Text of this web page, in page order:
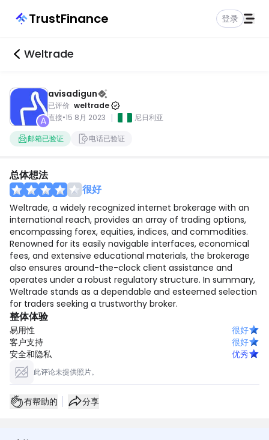
TrustFinance 登录
Weltrade
A
avisadigun
已评价 weltrade
直接•15 8月 2023 | 尼日利亚
邮箱已验证 电话已验证
总体想法
很好
Weltrade, a widely recognized internet brokerage with an
international reach, provides an array of trading options,
encompassing forex, equities, indices, and commodities.
Renowned for its easily navigable interfaces, economical
fees, and extensive educational materials, the brokerage
also ensures around-the-clock client assistance and
operates under a robust regulatory structure. In summary,
Weltrade stands as a dependable and esteemed selection
for traders seeking a trustworthy broker.
整体体验
易用性
很好
客户支持
很好
安全和隐私
优秀
此评论未提供照片。
有帮助的 分享